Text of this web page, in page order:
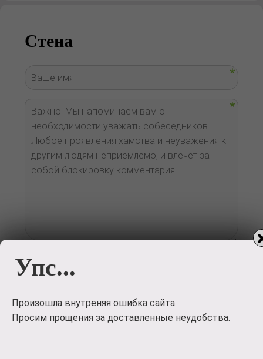
Стена
Отправить
Упс...
Произошла внутреняя ошибка сайта.
Просим прощения за доставленные неудобства.